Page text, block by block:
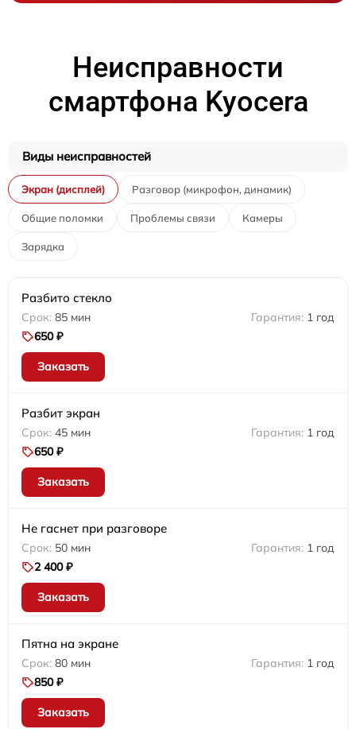
Неисправности
смартфона Kyocera
Виды неисправностей
Экран (дисплей) Разговор (микрофон, динамик)
Общие поломки Проблемы связи Камеры
Зарядка
Разбито стекло
85 мин
1 год
650 ₽
Заказать
Разбит экран
45 мин
1 год
650 ₽
Заказать
Не гаснет при разговоре
50 мин
1 год
2 400 ₽
Заказать
Пятна на экране
80 мин
1 год
850 ₽
Заказать